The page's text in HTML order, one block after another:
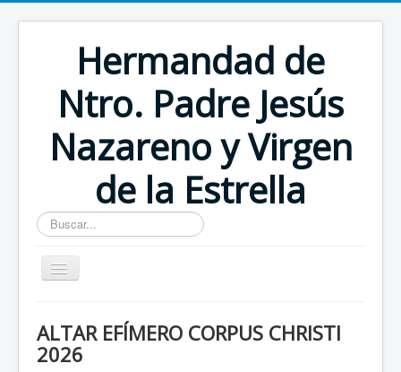
Hermandad de
Ntro. Padre Jesús
Nazareno y Virgen
de la Estrella
Buscar...
ALTAR EFÍMERO CORPUS CHRISTI
2026